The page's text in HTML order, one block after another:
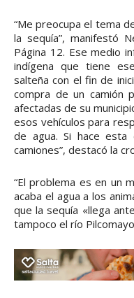
“Me preocupa el tema
la sequía”, manifestó
Página 12. Ese medio
indígena que tiene
salteña con el fin de
compra de un camión
afectadas de su
esos vehículos para
de agua. Si hace esta
camiones”, destacó la
“El problema es en un
acaba el agua a los
que la sequía «llega
tampoco el río